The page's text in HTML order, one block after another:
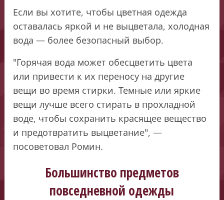
Если вы хотите, чтобы цветная одежда
оставалась яркой и не выцветала, холодная
вода — более безопасный выбор.
"Горячая вода может обесцветить цвета
или привести к их переносу на другие
вещи во время стирки. Темные или яркие
вещи лучше всего стирать в прохладной
воде, чтобы сохранить красящее вещество
и предотвратить выцветание", —
посоветовал Ромин.
Большинство предметов
повседневной одежды